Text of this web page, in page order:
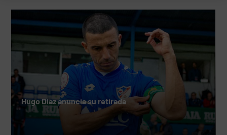
Hugo Díaz anuncia su retirada